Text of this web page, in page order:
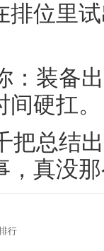
排位里
：装备
硬扛。
把总结
，真没
行